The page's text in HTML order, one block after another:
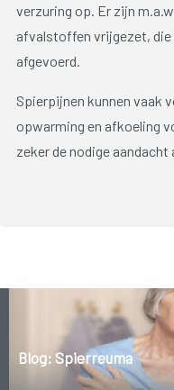
verzuring op. Er zijn
afvalstoffen vrijgezet,
afgevoerd.
Spierpijnen kunnen vaak
opwarming en afkoeling
zeker de nodige aandacht
Blog: Spierreuma